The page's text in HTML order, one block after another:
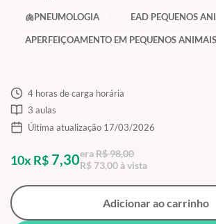
🫁PNEUMOLOGIA EAD PEQUENOS
APERFEIÇOAMENTO EM PEQUENOS ANIMAIS
4 horas de carga horária
3 aulas
Última atualização 17/03/2026
10x R$ 7,30eraR$ 98,00
R$ 73,00 à vista
Adicionar ao carrinho